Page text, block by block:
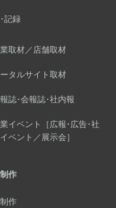
記録
取材／店舗取材
タルサイト取材
誌･会報誌･社内報
イベント［広報･広告･社
ベント／展示会］
作
作